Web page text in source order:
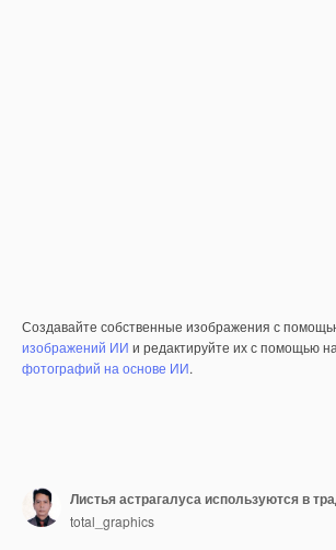
Создавайте собственные изображения с
изображений ИИ и редактируйте их с помощью
фотографий на основе ИИ.
total_graphics